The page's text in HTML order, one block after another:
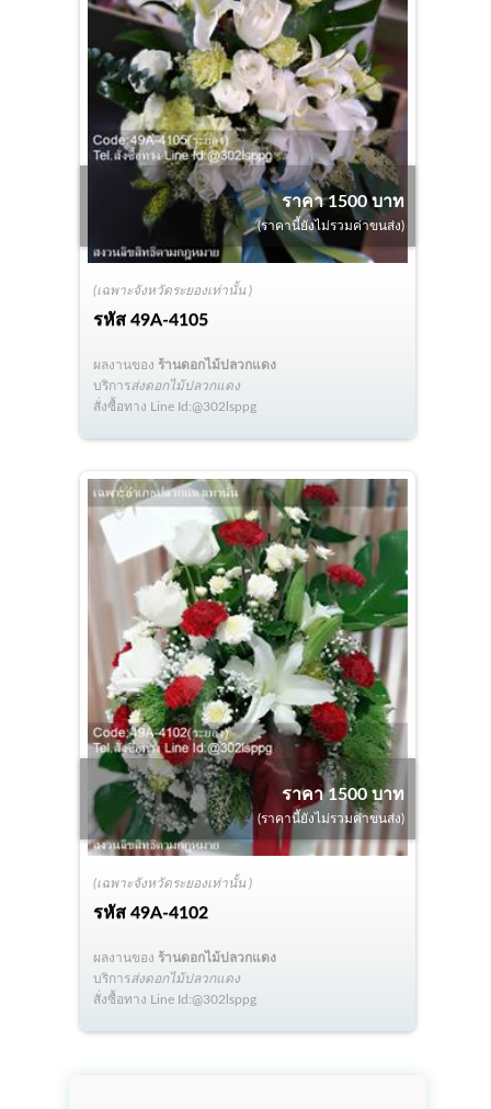
(เฉพาะจังหวัดระยองเท่านั้น )
รหัส49A-4105
ราคา 1500 บาท
(ราคานี้ยังไม่รวมค่าขนส่ง)
ผลงานของ ร้านดอกไม้ปลวกแดง
บริการส่งดอกไม้ปลวกแดง
สั่งซื้อทาง Line Id:@302lsppg
(เฉพาะจังหวัดระยองเท่านั้น )
รหัส49A-4102
ราคา 1500 บาท
(ราคานี้ยังไม่รวมค่าขนส่ง)
ผลงานของ ร้านดอกไม้ปลวกแดง
บริการส่งดอกไม้ปลวกแดง
สั่งซื้อทาง Line Id:@302lsppg